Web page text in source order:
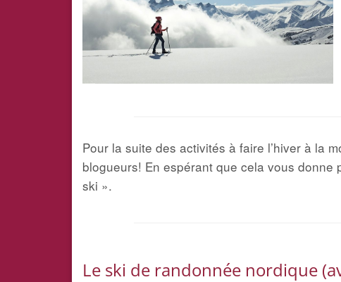
Pour la suite des activités à faire l’hiver à la
blogueurs! En espérant que cela vous donne
ski ».
Le ski de randonnée nordique